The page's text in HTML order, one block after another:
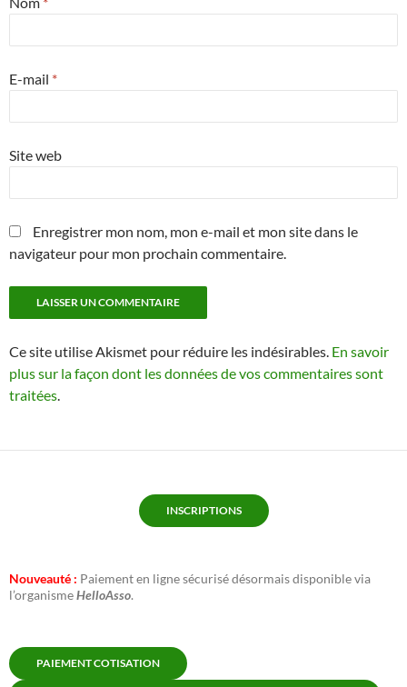
E-mail *
Site web
Enregistrer mon nom, mon e-mail et mon site dans le
navigateur pour mon prochain commentaire.
Ce site utilise Akismet pour réduire les indésirables. En savoir
plus sur la façon dont les données de vos commentaires sont
traitées.
INSCRIPTIONS
Nouveauté : Paiement en ligne sécurisé désormais disponible via
l’organismeHelloAsso.
PAIEMENT COTISATION